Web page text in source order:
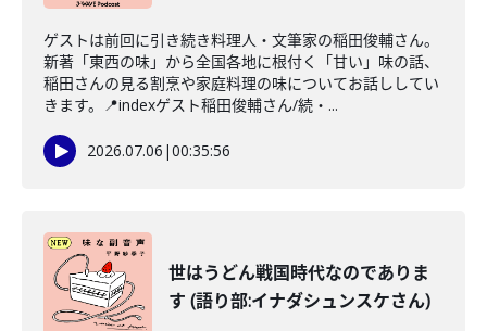
ゲストは前回に引き続き料理人・文筆家の稲田俊輔さん。
新著「東西の味」から全国各地に根付く「甘い」味の話、
稲田さんの見る割烹や家庭料理の味についてお話ししてい
きます。📍indexゲスト稲田俊輔さん/続・...
2026.07.06 |00:35:56
世はうどん戦国時代なのでありま
す (語り部:イナダシュンスケさん)